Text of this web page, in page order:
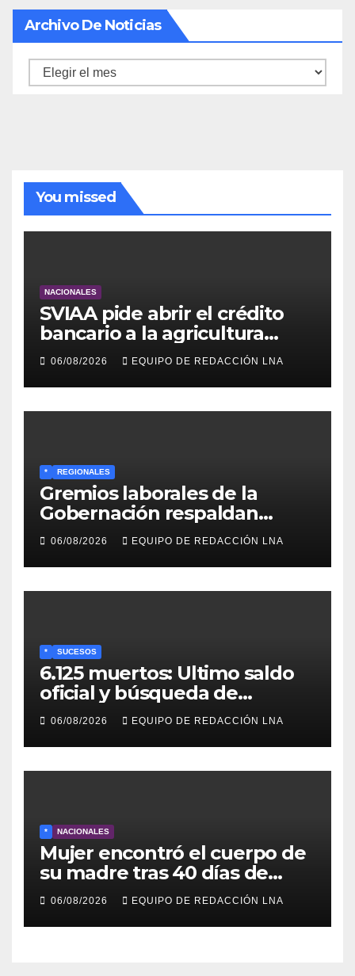
Archivo De Noticias
Archivo
You missed
NACIONALES
SVIAA pide abrir el crédito
bancario a la agricultura
familiar en Venezuela
06/08/2026 EQUIPO DE REDACCIÓN LNA
* REGIONALES
Gremios laborales de la
Gobernación respaldan
propuesta de Bono
Recreativo de 100 dólares
para jubilados, pensionados y
activos
06/08/2026 EQUIPO DE REDACCIÓN LNA
* SUCESOS
6.125 muertos: Ultimo saldo
oficial y búsqueda de
cadáveres continúa entre los
escombros
06/08/2026 EQUIPO DE REDACCIÓN LNA
* NACIONALES
Mujer encontró el cuerpo de
su madre tras 40 días de
búsqueda en Tanaguarena
06/08/2026 EQUIPO DE REDACCIÓN LNA